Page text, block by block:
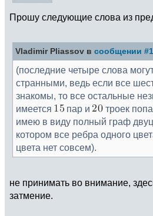
Прошу следующие слова из
Vladimir Pliassov в сообщении
(последние четыре слова
странными, ведь если все
знакомы, то все остальные
имеется
пар и
троек
имею в виду полный граф
котором все ребра одного
цвета нет совсем).
не принимать во внимание,
затмение.